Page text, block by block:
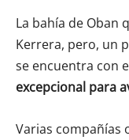
La bahía de Oban
Kerrera, pero, un
se encuentra con
excepcional para
Varias compañías